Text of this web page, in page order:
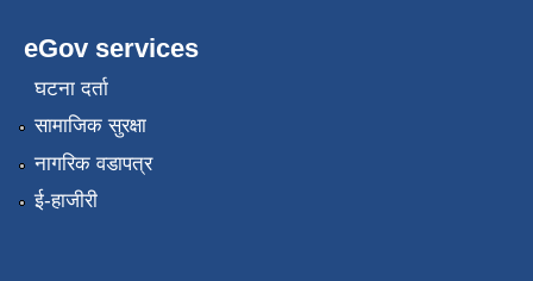
eGov services
घटना दर्ता
सामाजिक सुरक्षा
नागरिक वडापत्र
ई-हाजीरी